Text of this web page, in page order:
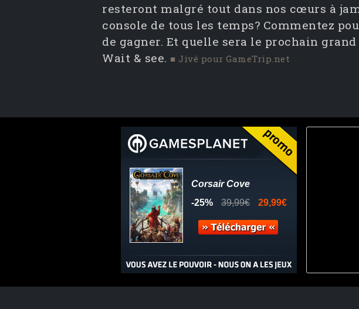
resteront malgré tout dans nos cœurs à
console de tous les temps? Commentez
de gagner. Et quelle sera le prochain
Wait & see. ■ Jivé pour GameTrip.net